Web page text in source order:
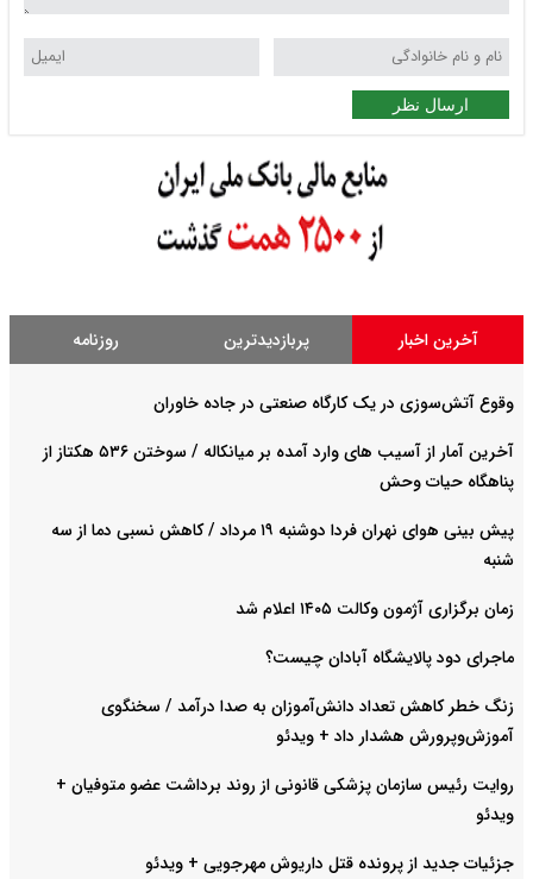
ارسال نظر
آخرین اخبار پربازدیدترین روزنامه
وقوع آتش‌سوزی در یک کارگاه صنعتی در جاده خاوران
آخرین آمار از آسیب های وارد آمده بر میانکاله / سوختن ۵۳۶ هکتاز از
پناهگاه حیات وحش
پیش بینی هوای نهران فردا دوشنبه ۱۹ مرداد / کاهش نسبی دما از سه
شنبه
زمان برگزاری آژمون وکالت ۱۴۰۵ اعلام شد
ماجرای دود پالایشگاه آبادان چیست؟
زنگ خطر کاهش تعداد دانش‌آموزان به صدا درآمد / سخنگوی
آموزش‌وپرورش هشدار داد +‌ ویدئو
روایت رئیس سازمان پزشکی قانونی از روند برداشت عضو متوفیان +
ویدئو
جزئیات جدید از پرونده قتل داریوش مهرجویی + ویدئو